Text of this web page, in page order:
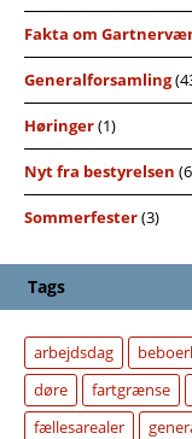
Fakta om
Generalforsamling
Høringer(1)
Nyt fra bestyrelsen
Sommerfester(3)
Tags
arbejdsdag
døre
fartgrænse
fællesarealer